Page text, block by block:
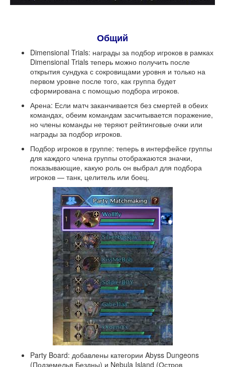
Общий
Dimensional Trials: награды за подбор игроков в рамках
Dimensional Trials теперь можно получить после
открытия сундука с сокровищами уровня и только на
первом уровне после того, как группа будет
сформирована с помощью подбора игроков.
Арена: Если матч заканчивается без смертей в обеих
командах, обеим командам засчитывается поражение,
но члены команды не теряют рейтинговые очки или
награды за подбор игроков.
Подбор игроков в группе: теперь в интерфейсе группы
для каждого члена группы отображаются значки,
показывающие, какую роль он выбрал для подбора
игроков — танк, целитель или боец.
Party Board: добавлены категории Abyss Dungeons
(Подземелья Бездны) и Nebula Island (Остров